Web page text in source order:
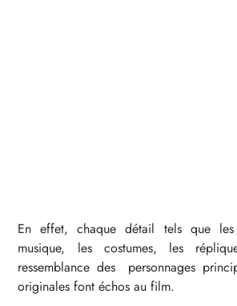
En effet, chaque détail tels que les
musique, les costumes, les
ressemblance des personnages
originales font échos au film.